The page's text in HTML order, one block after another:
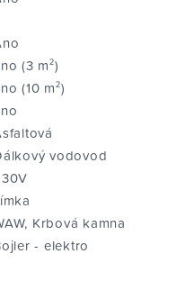
(3 m²)
(10 m²)
vodovod
Krbová kamna
- elektro